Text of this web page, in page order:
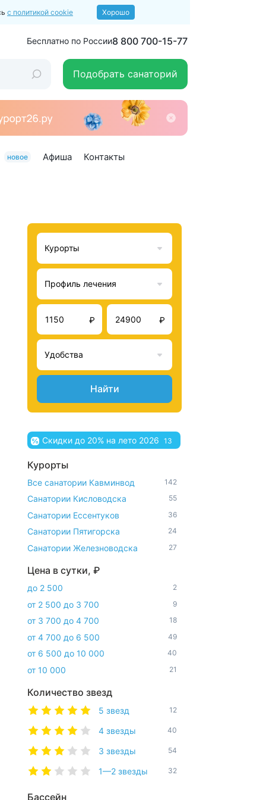
с политикой cookie Хорошо
Бесплатно по России8 800 700-15-77
Подобрать санаторий
новое Афиша Контакты
Курорты
Профиль лечения
₽ ₽
Удобства
Найти
Скидки до 20% на лето 2026 13
Курорты
Все санатории Кавминвод 142
Санатории Кисловодска 55
Санатории Ессентуков 36
Санатории Пятигорска 24
Санатории Железноводска 27
Цена в сутки, ₽
до 2 500 2
от 2 500 до 3 700 9
от 3 700 до 4 700 18
от 4 700 до 6 500 49
от 6 500 до 10 000 40
от 10 000 21
Количество звезд
5 звезд 12
4 звезды 40
3 звезды 54
1—2 звезды 32
Бассейн